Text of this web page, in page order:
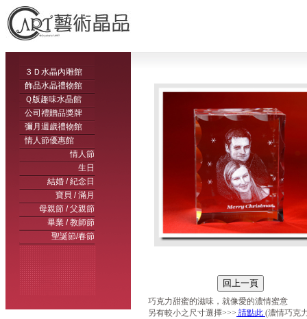
３Ｄ水晶內雕館
飾品水晶禮物館
Ｑ版趣味水晶館
公司禮贈品獎牌
彌月週歲禮物館
情人節優惠館
情人節
生日
結婚 / 紀念日
寶貝 / 滿月
母親節 / 父親節
畢業 / 教師節
聖誕節/春節
巧克力甜蜜的滋味，就像愛的濃情蜜意
另有較小之尺寸選擇>>> 請點此 (濃情巧克